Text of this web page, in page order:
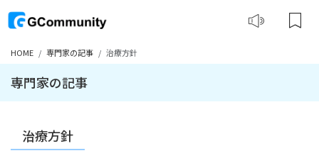
HOME 専門家の記事 治療方針
専門家の記事
治療方針